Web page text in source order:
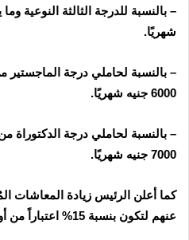
–
شهريًا.
– بالنسبة لحاملي درجة الماجستير
6000 جنيه شهريًا
.
– بالنسبة لحاملي درجة الدكتوراة
7000 جنيه شهريًا
.
كما أعلن الرئيس زيادة المعاشات
عنهم لتكون بنسبة 15% اعتباراً من أول إبريل 2023